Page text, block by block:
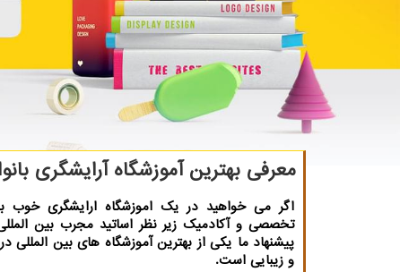
معرفی بهترین آموزشگاه آرایشگری
اگر می خواهید در یک اموزشگاه ارایشگری خوب
تخصصی و آکادمیک زیر نظر اساتید مجرب بین
پیشنهاد ما یکی از بهترین آموزشگاه های بین المللی
و زیبایی است.